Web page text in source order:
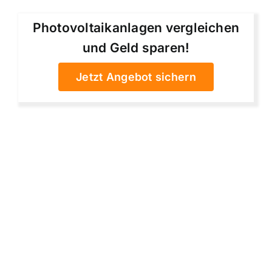
Photovoltaikanlagen vergleichen
und Geld sparen!
Jetzt Angebot sichern